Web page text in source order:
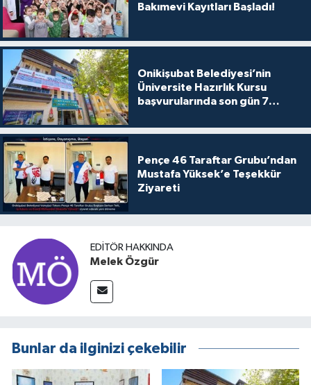
Bakımevi Kayıtları Başladı!
Onikişubat Belediyesi’nin
Üniversite Hazırlık Kursu
başvurularında son gün 7
Pençe 46 Taraftar Grubu’ndan
Mustafa Yüksek’e Teşekkür
Ziyareti
EDITÖR HAKKINDA
Melek Özgür
Bunlar da ilginizi çekebilir